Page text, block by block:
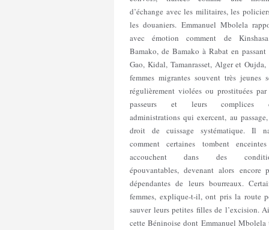
d’échange avec les militaires, les
les douaniers. Emmanuel Mbolela
avec émotion comment de
Bamako, de Bamako à Rabat en passant
Gao, Kidal, Tamanrasset, Alger et Oujda,
femmes migrantes souvent très jeunes
régulièrement violées ou prostituées
passeurs et leurs complices
administrations qui exercent, au
droit de cuissage systématique. Il
comment certaines tombent
accouchent dans des
épouvantables, devenant alors encore
dépendantes de leurs bourreaux.
femmes, explique-t-il, ont pris la route
sauver leurs petites filles de l’excision.
cette Béninoise dont Emmanuel Mbolela